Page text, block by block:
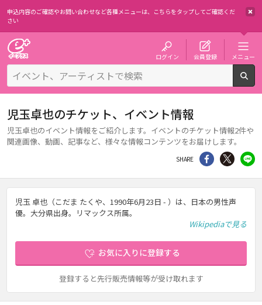
申込内容のご確認やお問い合わせなど各種メニューは、 こちらをタップしてご確認くだ
さい
ログイン 会員登録 メニュー
児玉卓也のチケット、イベント情報
児玉卓也のイベント情報をご紹介します。イベントのチケット情報2件や
関連画像、動画、記事など、様々な情報コンテンツをお届けします。
SHARE シェア Twitter
児玉 卓也（こだま たくや、1990年6月23日 - ）は、日本の男性声
優。大分県出身。リマックス所属。
Wikipediaで見る
お気に入りに登録する
登録すると先行販売情報等が受け取れます